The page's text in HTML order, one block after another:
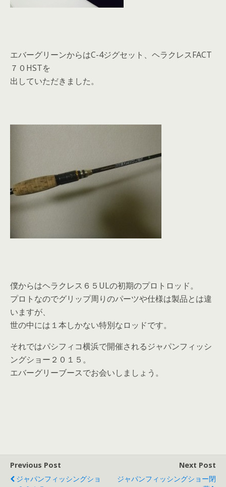
エバーグリーンからはC-4ジグセット、ヘラクレスFACT
７０HSTを
出していただきました。
僕からはヘラクレス６５ULの初期のプロトロッド。
プロトなのでグリップ周りのパーツや仕様は製品とは違
いますが、
世の中には１本しかない特別なロッドです。
それではパシフィコ横浜で開催されるジャパンフィッシ
ングショー２０１５。
エバーグリーブースでお会いしましょう。
Previous Post
ジャパンフィッシングショ
Next Post
ジャパンフィッシングショー閉